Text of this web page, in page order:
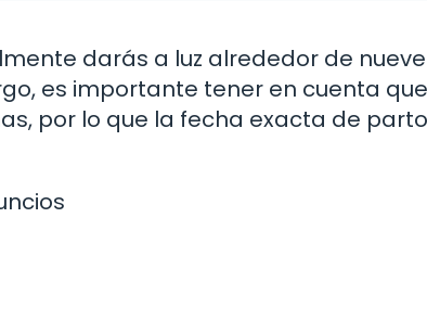
darás a luz alrededor de
es importante tener en cuenta
por lo que la fecha exacta de